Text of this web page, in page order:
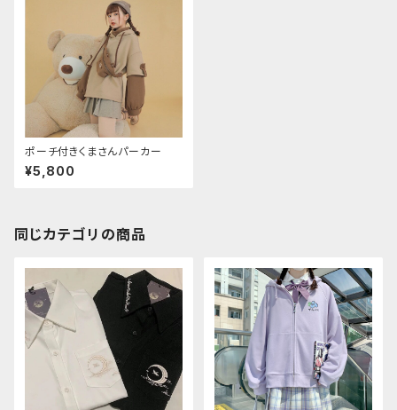
ポーチ付きくまさんパーカー
¥5,800
同じカテゴリの商品